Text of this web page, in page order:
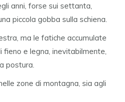
anni, forse sui settanta,
piccola gobba sulla schiena.
ma le fatiche accumulate
fieno e legna, inevitabilmente,
postura.
zone di montagna, sia agli